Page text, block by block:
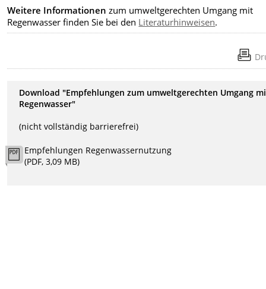
Weitere Informationen zum umweltgerechten Umgang mit
Regenwasser finden Sie bei den Literaturhinweisen.
Download "Empfehlungen zum umweltgerechten Umgang
Regenwasser"
(nicht vollständig barrierefrei)
Empfehlungen Regenwassernutzung
(PDF, 3,09 MB)